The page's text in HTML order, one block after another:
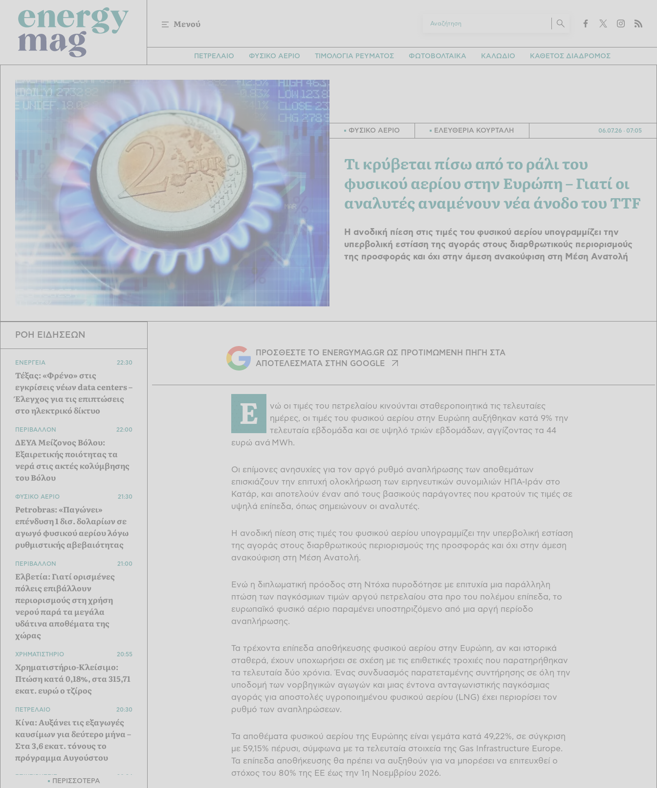
Μενού
ΠΕΤΡΕΛΑΙΟ ΦΥΣΙΚΟ ΑΕΡΙΟ ΤΙΜΟΛΟΓΙΑ ΡΕΥΜΑΤΟΣ ΦΩΤΟΒΟΛΤΑΙΚΑ ΚΑΛΩΔΙΟ ΚΑΘΕΤΟΣ ΔΙΑΔΡΟΜΟΣ
ΦΥΣΙΚΟ ΑΕΡΙΟ ΕΛΕΥΘΕΡΙΑ ΚΟΥΡΤΑΛΗ 06.07.26 07:05
Τι κρύβεται πίσω από το ράλι του
φυσικού αερίου στην Ευρώπη – Γιατί οι
αναλυτές αναμένουν νέα άνοδο του TTF
Η ανοδική πίεση στις τιμές του φυσικού αερίου υπογραμμίζει την
υπερβολική εστίαση της αγοράς στους διαρθρωτικούς περιορισμούς
της προσφοράς και όχι στην άμεση ανακούφιση στη Μέση Ανατολή
ΠΡΟΣΘΕΣΤΕ ΤΟ ENERGYMAG.GR ΩΣ ΠΡΟΤΙΜΩΜΕΝΗ ΠΗΓΗ ΣΤΑ
ΑΠΟΤΕΛΕΣΜΑΤΑ ΣΤΗΝ GOOGLE
Ε
νώ οι τιμές του πετρελαίου κινούνται σταθεροποιητικά τις τελευταίες
ημέρες, οι τιμές του φυσικού αερίου στην Ευρώπη αυξήθηκαν κατά 9% την
τελευταία εβδομάδα και σε υψηλό τριών εβδομάδων, αγγίζοντας τα 44
ευρώ ανά MWh.
Οι επίμονες ανησυχίες για τον αργό ρυθμό αναπλήρωσης των αποθεμάτων
επισκιάζουν την επιτυχή ολοκλήρωση των ειρηνευτικών συνομιλιών ΗΠΑ-Ιράν στο
Κατάρ, και αποτελούν έναν από τους βασικούς παράγοντες που κρατούν τις τιμές σε
υψηλά επίπεδα, όπως σημειώνουν οι αναλυτές.
Η ανοδική πίεση στις τιμές του φυσικού αερίου υπογραμμίζει την υπερβολική εστίαση
της αγοράς στους διαρθρωτικούς περιορισμούς της προσφοράς και όχι στην άμεση
ανακούφιση στη Μέση Ανατολή.
Ενώ η διπλωματική πρόοδος στη Ντόχα πυροδότησε με επιτυχία μια παράλληλη
πτώση των παγκόσμιων τιμών αργού πετρελαίου στα προ του πολέμου επίπεδα, το
ευρωπαϊκό φυσικό αέριο παραμένει υποστηριζόμενο από μια αργή περίοδο
αναπλήρωσης.
Τα τρέχοντα επίπεδα αποθήκευσης φυσικού αερίου στην Ευρώπη, αν και ιστορικά
σταθερά, έχουν υποχωρήσει σε σχέση με τις επιθετικές τροχιές που παρατηρήθηκαν
τα τελευταία δύο χρόνια. Ένας συνδυασμός παρατεταμένης συντήρησης σε όλη την
υποδομή των νορβηγικών αγωγών και μιας έντονα ανταγωνιστικής παγκόσμιας
αγοράς για αποστολές υγροποιημένου φυσικού αερίου (LNG) έχει περιορίσει τον
ρυθμό των αναπληρώσεων.
Τα αποθέματα φυσικού αερίου της Ευρώπης είναι γεμάτα κατά 49,22%, σε σύγκριση
με 59,15% πέρυσι, σύμφωνα με τα τελευταία στοιχεία της Gas Infrastructure Europe.
Τα επίπεδα αποθήκευσης θα πρέπει να αυξηθούν για να μπορέσει να επιτευχθεί ο
στόχος του 80% της ΕΕ έως την 1η Νοεμβρίου 2026.
ΡΟΗ ΕΙΔΗΣΕΩΝ
ΕΝΕΡΓΕΙΑ 22:30
Τέξας: «Φρένο» στις
εγκρίσεις νέων data centers –
Έλεγχος για τις επιπτώσεις
στο ηλεκτρικό δίκτυο
ΠΕΡΙΒΑΛΛΟΝ 22:00
ΔΕΥΑ Μείζονος Βόλου:
Εξαιρετικής ποιότητας τα
νερά στις ακτές κολύμβησης
του Βόλου
ΦΥΣΙΚΟ ΑΕΡΙΟ 21:30
Petrobras: «Παγώνει»
επένδυση 1 δισ. δολαρίων σε
αγωγό φυσικού αερίου λόγω
ρυθμιστικής αβεβαιότητας
ΠΕΡΙΒΑΛΛΟΝ 21:00
Ελβετία: Γιατί ορισμένες
πόλεις επιβάλλουν
περιορισμούς στη χρήση
νερού παρά τα μεγάλα
υδάτινα αποθέματα της
χώρας
ΧΡΗΜΑΤΙΣΤΗΡΙΟ 20:55
Χρηματιστήριο-Κλείσιμο:
Πτώση κατά 0,18%, στα 315,71
εκατ. ευρώ ο τζίρος
ΠΕΤΡΕΛΑΙΟ 20:30
Κίνα: Αυξάνει τις εξαγωγές
καυσίμων για δεύτερο μήνα –
Στα 3,6 εκατ. τόνους το
πρόγραμμα Αυγούστου
ΕΠΙΧΕΙΡΗΣΕΙΣ 20:24
ΠΕΡΙΣΣΟΤΕΡΑ